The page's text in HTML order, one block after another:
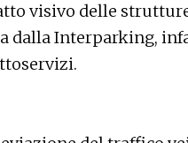
visivo delle
dalla Interparking,